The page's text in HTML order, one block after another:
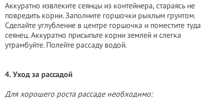
Аккуратно извлеките сеянцы из контейнера, стараясь не
повредить корни. Заполните горшочки рыхлым грунтом.
Сделайте углубление в центре горшочка и поместите туда
сеянец. Аккуратно присыпьте корни землей и слегка
утрамбуйте. Полейте рассаду водой.
4. Уход за рассадой
Для хорошего роста рассаде необходимо: